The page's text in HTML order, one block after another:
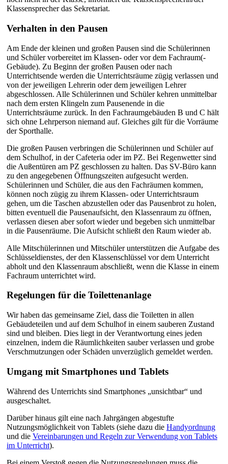
Klassensprecher das Sekretariat.
Verhalten in den Pausen
Am Ende der kleinen und großen Pausen sind die Schülerinnen
und Schüler vorbereitet im Klassen- oder vor dem Fachraum(-
Gebäude). Zu Beginn der großen Pausen oder nach
Unterrichtsende werden die Unterrichtsräume zügig verlassen und
von der jeweiligen Lehrerin oder dem jeweiligen Lehrer
abgeschlossen. Alle Schülerinnen und Schüler kehren unmittelbar
nach dem ersten Klingeln zum Pausenende in die
Unterrichtsräume zurück. In den Fachraumgebäuden B und C hält
sich ohne Lehrperson niemand auf. Gleiches gilt für die Vorräume
der Sporthalle.
Die großen Pausen verbringen die Schülerinnen und Schüler auf
dem Schulhof, in der Cafeteria oder im PZ. Bei Regenwetter sind
die Außentüren am PZ geschlossen zu halten. Das SV-Büro kann
zu den angegebenen Öffnungszeiten aufgesucht werden.
Schülerinnen und Schüler, die aus den Fachräumen kommen,
können noch zügig zu ihrem Klassen- oder Unterrichtsraum
gehen, um die Taschen abzustellen oder das Pausenbrot zu holen,
bitten eventuell die Pausenaufsicht, den Klassenraum zu öffnen,
verlassen diesen aber sofort wieder und begeben sich unmittelbar
in die Pausenräume. Die Aufsicht schließt den Raum wieder ab.
Alle Mitschülerinnen und Mitschüler unterstützen die Aufgabe des
Schlüsseldienstes, der den Klassenschlüssel vor dem Unterricht
abholt und den Klassenraum abschließt, wenn die Klasse in einem
Fachraum unterrichtet wird.
Regelungen für die Toilettenanlage
Wir haben das gemeinsame Ziel, dass die Toiletten in allen
Gebäudeteilen und auf dem Schulhof in einem sauberen Zustand
sind und bleiben. Dies liegt in der Verantwortung eines jeden
einzelnen, indem die Räumlichkeiten sauber verlassen und grobe
Verschmutzungen oder Schäden unverzüglich gemeldet werden.
Umgang mit Smartphones und Tablets
Während des Unterrichts sind Smartphones „unsichtbar“ und
ausgeschaltet.
Darüber hinaus gilt eine nach Jahrgängen abgestufte
Nutzungsmöglichkeit von Tablets (siehe dazu die Handyordnung
und die Vereinbarungen und Regeln zur Verwendung von Tablets
im Unterricht).